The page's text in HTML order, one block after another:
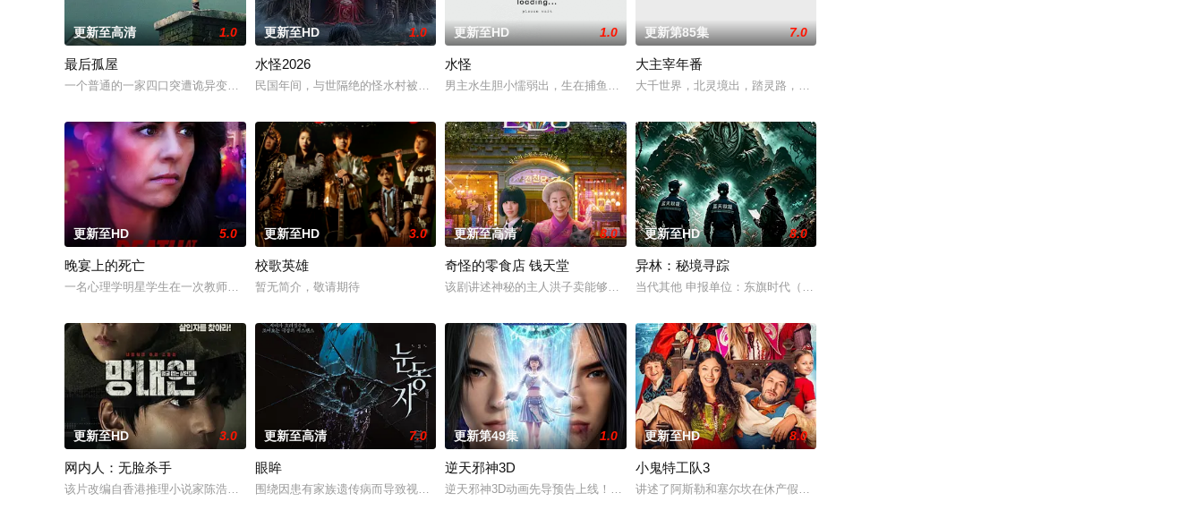
更新至高清 1.0
最后孤屋
一个普通的一家四口突遭诡异变故，被困在自家房屋中超过 1000 天无法出门。在资源消耗殆尽与未知神秘威胁的双重逼迫下，一家人必须想方设法联
更新至HD 1.0
水怪2026
民国年间，与世隔绝的怪水村被湖中“水猴子”所扰。此物实为濒危水栖人猿，能模仿人言诱杀村民。少年水生幼年目睹父亲惨死其手，自此深陷恐惧。村中
更新至HD 1.0
水怪
男主水生胆小懦弱出，生在捕鱼家庭但因小时候和父亲一起捕鱼时被怪物水猴子杀害，留下心里阴影。十年后怪物水猴子再次出现，杀害了女主香
更新第85集 7.0
大主宰年番
大千世界，北灵境出，踏灵路，伐罗天，剑斩诛邪永定乾坤，万道争锋吾为主率!
更新至HD 5.0
晚宴上的死亡
一名心理学明星学生在一次教师派对上死亡后，安德莉亚·吉布斯和她的儿子伊桑被卷入了著名教授艾伦·杰克逊的危险操纵之中——一个不惜一切代价掩盖
更新至HD 3.0
校歌英雄
暂无简介，敬请期待
更新至高清 8.0
奇怪的零食店 钱天堂
该剧讲述神秘的主人洪子卖能够实现人们愿望的神秘零食，以及人们来到那里展开一段魔法般的故事。
更新至HD 8.0
异林：秘境寻踪
当代其他 申报单位：东旗时代（北京）影视文化传媒有限公司
更新至HD 3.0
网内人：无脸杀手
该片改编自香港推理小说家陈浩基的知名小说《网内人》，讲述了私家侦探与委托人联手追查网络杀手的故事。
更新至高清 7.0
眼眸
围绕因患有家族遗传病而导致视力逐渐丧失的摄影师瑞真展开。在面对跨越视力障碍、好不容易成为陶艺家却离奇身亡的双胞胎妹妹瑞音时，瑞真孤身一人踏
更新第49集 1.0
逆天邪神3D
逆天邪神3D动画先导预告上线！掌天毒之珠，承邪神之血，修逆天之力。高能工作室出品，爱奇艺全网独播，敬请期待！
更新至HD 8.0
小鬼特工队3
讲述了阿斯勒和塞尔坎在休产假期间接到紧急电话，被迫穿越时空，带着孩子们踏上迄今为止最具挑战性的任